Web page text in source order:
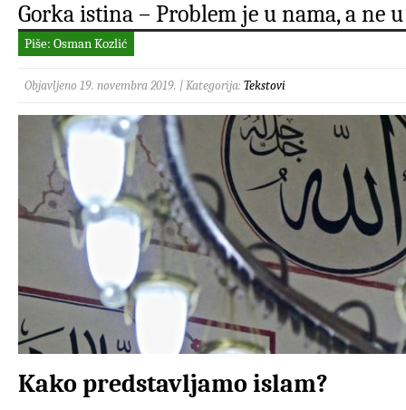
Gorka istina – Problem je u nama, a ne
Piše: Osman Kozlić
Objavljeno 19. novembra 2019. | Kategorija: Tekstovi
Kako predstavljamo islam?